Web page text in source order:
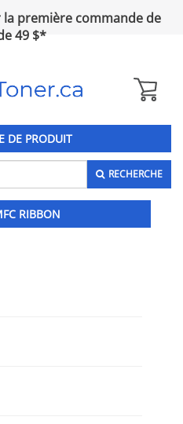
la première commande de
49 $*
DE PRODUIT
RECHERCHE
RIBBON